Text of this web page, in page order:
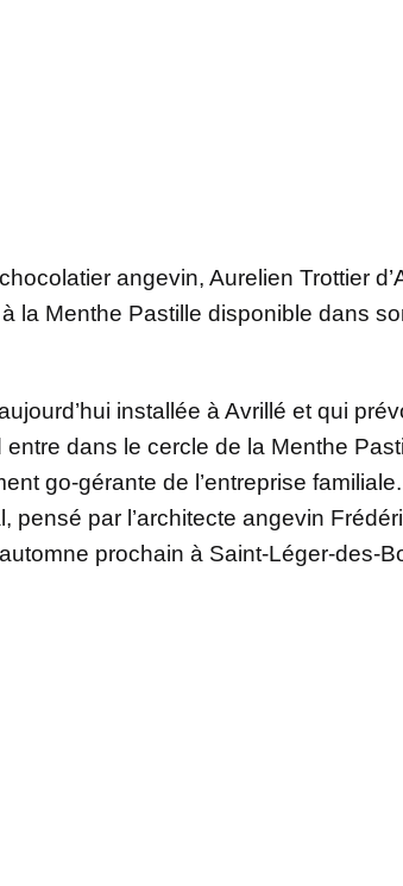
angevin, Aurelien Trottier
la Menthe Pastille disponible dans
installée à Avrillé et qui
dans le cercle de la Menthe
go-gérante de l’entreprise
pensé par l’architecte angevin
prochain à Saint-Léger-des-